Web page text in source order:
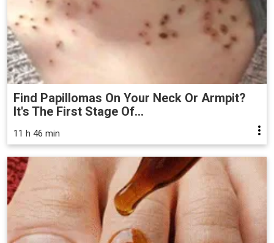
Find Papillomas On Your Neck Or Armpit?
It's The First Stage Of...
11 h 46 min